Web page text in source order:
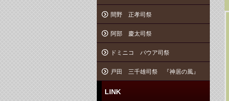
間野 正孝司祭
阿部 慶太司祭
ドミニコ バウア司祭
戸田 三千雄司祭 『神居の風』
LINK